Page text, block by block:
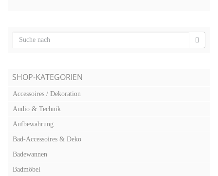
SHOP-KATEGORIEN
Accessoires / Dekoration
Audio & Technik
Aufbewahrung
Bad-Accessoires & Deko
Badewannen
Badmöbel